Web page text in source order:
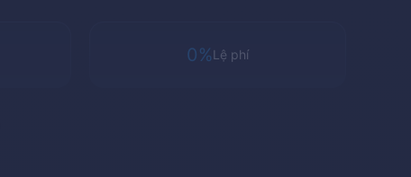
0%Lệ phí